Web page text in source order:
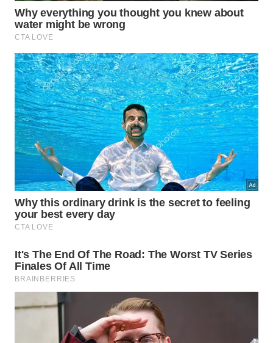
Use pouca água na bacia, apenas o suficiente
para ensaboar.
Troque a água se ela ficar muito gordurosa.
Deixe panelas de molho por alguns minutos antes
de esfregar.
Use arejador na torneira para reduzir a vazão do
enxágue.
Como manter a pia organizada
depois da lavagem?
Assim como nométodo japonês do gohan que
economiza tempo, o segredo está na ordem do
processo. Separar etapas evita improviso, reduz
desperdício e deixa a cozinha com
limpa.
Depois do enxágue, deixe a louça escorrer bem,
lave a bacia, retire resíduos do ralo e seque a
bancada. Com esse fechamento simples, a pia não
vira depósito e o hábito se torna mais
seguinte.